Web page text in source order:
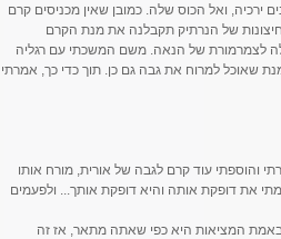
ואל הכוס שלה. כמובן שאין מכניסים קרם
של הנרתיק תקבלנה את מנת הקרם
לצמרמורת של הנאה. משם המשכתי עם רגליה
שאוכל למרוח את גבה גם כן. תוך כדי כך, אמרתי
והוספתי עוד קרם לגבה של אורית, מורח אותו
מתי את דופקת אותה והיא דופקת אותך... ולפעמים
המציאות היא כפי שאתה מתאר, אז זה